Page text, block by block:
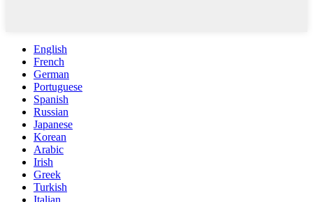
English
French
German
Portuguese
Spanish
Russian
Japanese
Korean
Arabic
Irish
Greek
Turkish
Italian